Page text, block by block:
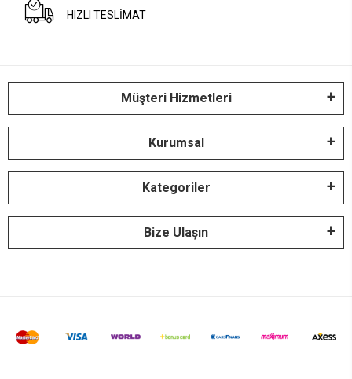
HIZLI TESLİMAT
Müşteri Hizmetleri
Kurumsal
Kategoriler
Bize Ulaşın